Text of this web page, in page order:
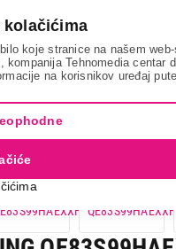
kolačićima
koje stranice na našem
, kompanija Tehnomedia centar
na korisnikov uređaj